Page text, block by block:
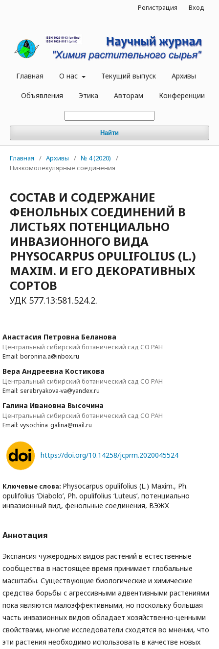
Главная О нас Текущий выпуск Архивы
Объявления Этика Авторам Конференции
Найти
Регистрация Вход
Главная / Архивы / № 4 (2020)
/
Низкомолекулярные соединения
СОСТАВ И СОДЕРЖАНИЕ
ФЕНОЛЬНЫХ СОЕДИНЕНИЙ В
ЛИСТЬЯХ ПОТЕНЦИАЛЬНО
ИНВАЗИОННОГО ВИДА
PHYSOCARPUS OPULIFOLIUS (L.)
MAXIM. И ЕГО ДЕКОРАТИВНЫХ
СОРТОВ
УДК 577.13:581.524.2.
Анастасия Петровна Беланова
Центральный сибирский ботанический сад СО РАН
Email: boronina.a@inbox.ru
Вера Андреевна Костикова
Центральный сибирский ботанический сад СО РАН
Email: serebryakova-va@yandex.ru
Галина Ивановна Высочина
Центральный сибирский ботанический сад СО РАН
Email: vysochina_galina@mail.ru
https://doi.org/10.14258/jcprm.2020045524
Ключевые слова: Physocarpus opulifolius (L.) Maxim., Ph.
opulifolius ‘Diabolo’, Ph. opulifolius ‘Luteus’, потенциально
инвазионный вид, фенольные соединения, ВЭЖХ
Аннотация
Экспансия чужеродных видов растений в естественные
сообщества в настоящее время принимает глобальные
масштабы. Существующие биологические и химические
средства борьбы с агрессивными адвентивными растениями
пока являются малоэффективными, но поскольку большая
часть инвазионных видов обладает хозяйственно-ценными
свойствами, многие исследователи сходятся во мнении, что
эти растения необходимо использовать в качестве новых